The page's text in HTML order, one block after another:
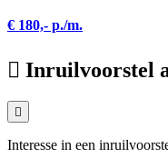
€ 180,- p./m.
Inruilvoorstel
Interesse in een